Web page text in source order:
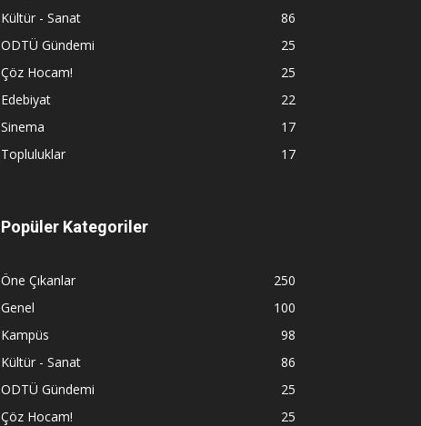
Kültür - Sanat
86
ODTÜ Gündemi
25
Çöz Hocam!
25
Edebiyat
22
Sinema
17
Topluluklar
17
Popüler Kategoriler
Öne Çıkanlar
250
Genel
100
Kampüs
98
Kültür - Sanat
86
ODTÜ Gündemi
25
Çöz Hocam!
25